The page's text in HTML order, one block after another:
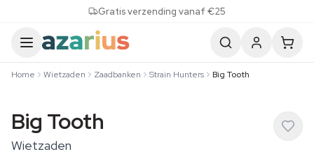
Gratis verzending vanaf €25
Home Wietzaden Zaadbanken Strain Hunters Big Tooth
Big Tooth
Wietzaden